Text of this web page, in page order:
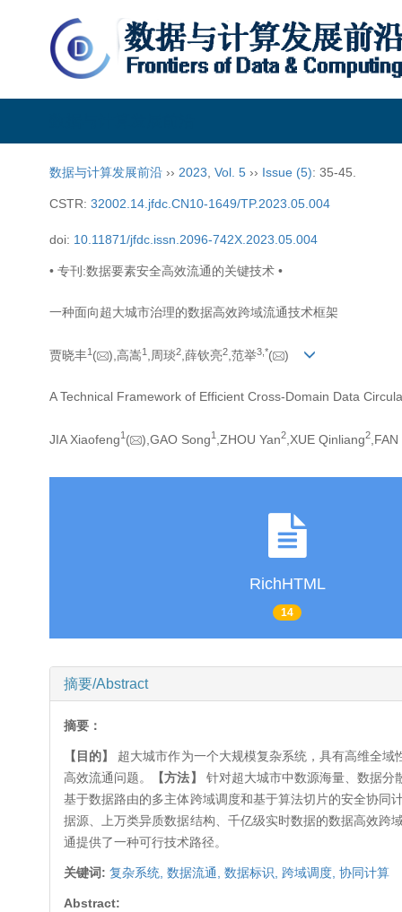
数据与计算发展前沿 ›› 2023 Vol. 5 ›› Issue (5): 35-45.
CSTR: 32002.14.jfdc.CN10-1649/TP.2023.05.004
doi: 10.11871/jfdc.issn.2096-742X.2023.05.004
• 专刊:数据要素安全高效流通的关键技术 •
一种面向超大城市治理的数据高效跨域流通技术框架
贾晓丰1 ( ),高嵩1 ,周琰2 ,薛钦亮2 ,范举3, *( )
A Technical Framework of Efficient Cross-Domain Data
JIA Xiaofeng1 ( ),GAO Song1 ,ZHOU Yan2 ,XUE Qinliang2
RichHTML
14
摘要/Abstract
摘要：
【目的】
超大城市作为一个大规模复杂系统，具有高维全
高效流通问题。
【方法】
针对超大城市中数源海量、数据
基于数据路由的多主体跨域调度和基于算法切片的安全协同
据源、上万类异质数据结构、千亿级实时数据的数据高效跨
通提供了一种可行技术路径。
关键词: 复杂系统, 数据流通, 数据标识, 跨域调度, 协同计算
Abstract: